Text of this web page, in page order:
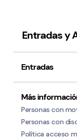
Contacto
Espacio accesible
Noticias
Proyecto
Preguntas
Entradas y
Entradas
Más
Personas con
Personas con
Política acceso